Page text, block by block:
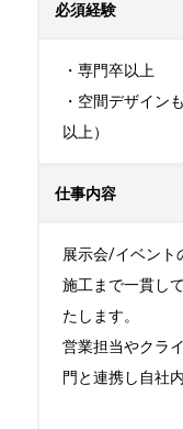
必須経験
・専門卒以上
・空間デザイン
以上）
仕事内容
展示会/イベント
施工まで一貫し
たします。
営業担当やクラ
門と連携し自社